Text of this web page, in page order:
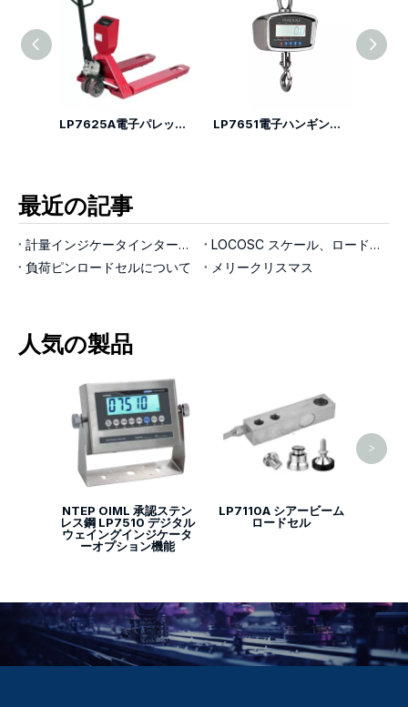
LP7625A電子パレットトラックスケール LP7651電子ハンギングの計量スケール
最近の記事
計量インジケータインターフェイス
LOCOSC スケール、ロードセル、インジケーターの製造プロセスについて
負荷ピンロードセルについて
メリークリスマス
人気の製品
NTEP OIML 承認ステン
レス鋼 LP7510 デジタル
ウェイングインジケータ
ーオプション機能
LP7110A シアービーム
ロードセル
>